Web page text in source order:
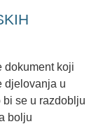
dokument koji
djelovanja u
se u razdoblju
bolju